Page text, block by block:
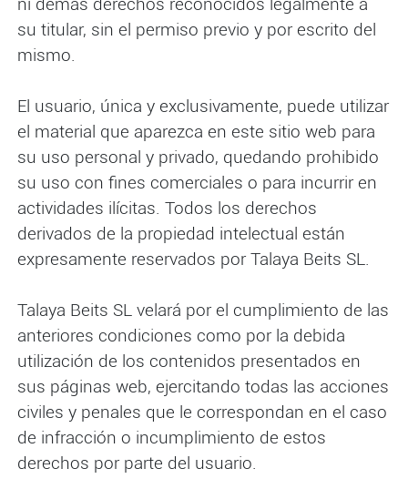
ni demás derechos reconocidos legalmente a
su titular, sin el permiso previo y por escrito del
mismo.
El usuario, única y exclusivamente, puede utilizar
el material que aparezca en este sitio web para
su uso personal y privado, quedando prohibido
su uso con fines comerciales o para incurrir en
actividades ilícitas. Todos los derechos
derivados de la propiedad intelectual están
expresamente reservados por Talaya Beits SL.
Talaya Beits SL velará por el cumplimiento de las
anteriores condiciones como por la debida
utilización de los contenidos presentados en
sus páginas web, ejercitando todas las acciones
civiles y penales que le correspondan en el caso
de infracción o incumplimiento de estos
derechos por parte del usuario.